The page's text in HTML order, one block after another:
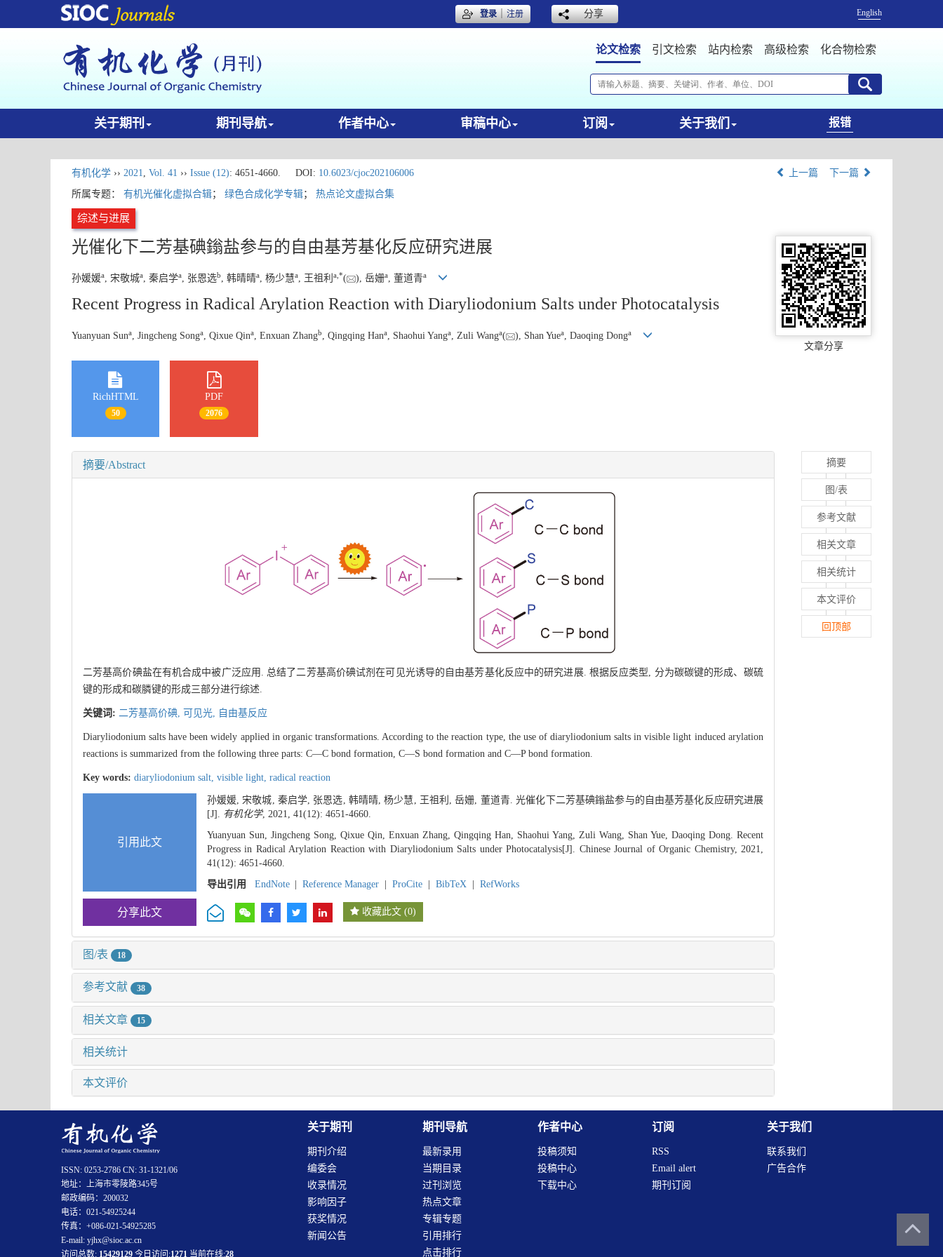
登录｜注册 分享 English
论文检索 引文检索 站内检索 高级检索 化合物检索
关于期刊 期刊导航 作者中心 审稿中心 订阅 关于我们 报错
有机化学 ›› 2021, Vol. 41 ›› Issue (12): 4651-4660. DOI: 10.6023/cjoc202106006 上一篇
下一篇
所属专题： 有机光催化虚拟合辑； 绿色合成化学专辑； 热点论文虚拟合集
综述与进展
光催化下二芳基碘鎓盐参与的自由基芳基化反应研究进展
孙媛媛a, 宋敬城a, 秦启学a, 张恩选b, 韩晴晴a, 杨少慧a, 王祖利 a *( ), 岳姗a, 董道青a
Recent Progress in Radical Arylation Reaction with Diaryliodonium Salts under Photocatalysis
Yuanyuan Suna , Jingcheng Songa , Qixue Qina , Enxuan Zhangb , Qingqing Hana , Shaohui Yanga , Zuli Wanga( ), Shan Yuea , Daoqing Donga
文章分享
RichHTML
50
PDF
2076
摘要/Abstract
二芳基高价碘盐在有机合成中被广泛应用. 总结了二芳基高价碘试剂在可见光诱导的自由基芳基化反应中的研究进展. 根据反应类型, 分为碳碳键的形成、碳硫
键的形成和碳膦键的形成三部分进行综述.
关键词: 二芳基高价碘, 可见光, 自由基反应
Diaryliodonium salts have been widely applied in organic transformations. According to the reaction type, the use of diaryliodonium salts in visible light induced arylation
reactions is summarized from the following three parts: C—C bond formation, C—S bond formation and C—P bond formation.
Key words: diaryliodonium salt, visible light, radical reaction
引用此文
孙媛媛, 宋敬城, 秦启学, 张恩选, 韩晴晴, 杨少慧, 王祖利, 岳姗, 董道青. 光催化下二芳基碘鎓盐参与的自由基芳基化反应研究进展
[J]. 有机化学, 2021, 41(12): 4651-4660.
Yuanyuan Sun, Jingcheng Song, Qixue Qin, Enxuan Zhang, Qingqing Han, Shaohui Yang, Zuli Wang, Shan Yue, Daoqing Dong. Recent
Progress in Radical Arylation Reaction with Diaryliodonium Salts under Photocatalysis[J]. Chinese Journal of Organic Chemistry, 2021,
41(12): 4651-4660.
导出引用
EndNote Reference Manager ProCite BibTeX RefWorks
分享此文 收藏此文 (0)
图/表 18
参考文献 38
相关文章 15
相关统计
本文评价
摘要
图/表
参考文献
相关文章
相关统计
本文评价
回顶部
关于期刊
期刊介绍
编委会
收录情况
影响因子
获奖情况
新闻公告
期刊导航
最新录用
当期目录
过刊浏览
热点文章
专辑专题
引用排行
点击排行
作者中心
投稿须知
投稿中心
下载中心
订阅
RSS
Email alert
期刊订阅
关于我们
联系我们
广告合作
ISSN: 0253-2786 CN: 31-1321/06
地址：上海市零陵路345号
邮政编码：200032
电话：021-54925244
传真：+086-021-54925285
E-mail: yjhx@sioc.ac.cn
访问总数: 15429129 今日访问:1271 当前在线:28